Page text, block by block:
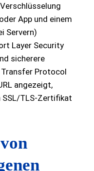
App und einem
Servern)
Layer Security
sicherere
Transfer Protocol
angezeigt,
SSL/TLS-Zertifikat